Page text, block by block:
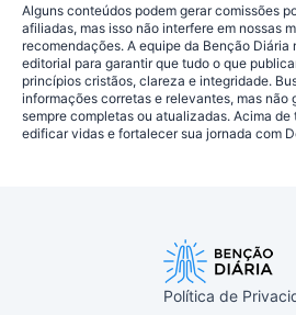
Alguns conteúdos podem gerar comissões
afiliadas, mas isso não interfere em nossas
recomendações. A equipe da Benção
editorial para garantir que tudo o que
princípios cristãos, clareza e integridade.
informações corretas e relevantes, mas não
sempre completas ou atualizadas. Acima de
edificar vidas e fortalecer sua jornada com
Política de